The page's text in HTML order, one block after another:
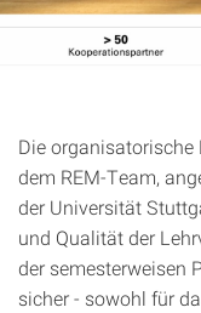
Die
dem REM-Team,
der Universität
und Qualität der
der semesterweisen
sicher - sowohl für